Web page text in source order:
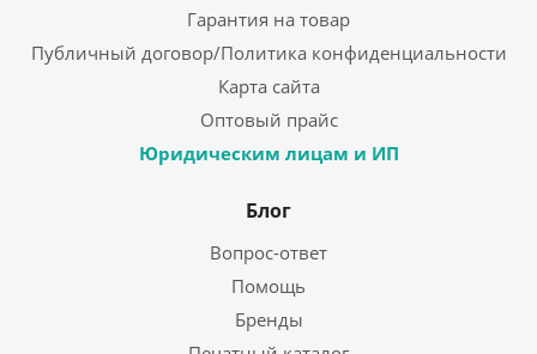
Гарантия на товар
Публичный договор/Политика конфиденциальности
Карта сайта
Оптовый прайс
Юридическим лицам и ИП
Блог
Вопрос-ответ
Помощь
Бренды